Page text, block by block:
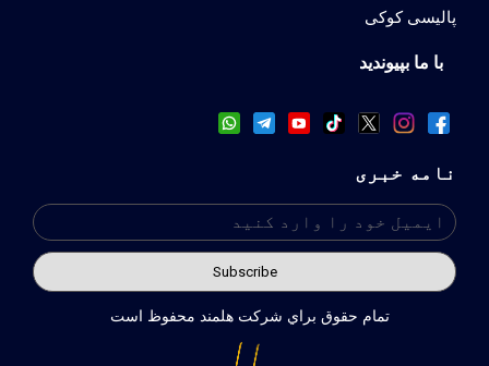
پالیسی کوکی
با ما بپیوندید
نامه خبری
تمام حقوق براي شركت هلمند محفوظ است